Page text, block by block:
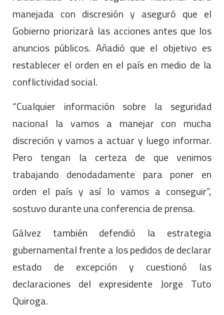
manejada con discresión y aseguró que el
Gobierno priorizará las acciones antes que los
anuncios públicos. Añadió que el objetivo es
restablecer el orden en el país en medio de la
conflictividad social.
“Cualquier información sobre la seguridad
nacional la vamos a manejar con mucha
discreción y vamos a actuar y luego informar.
Pero tengan la certeza de que venimos
trabajando denodadamente para poner en
orden el país y así lo vamos a conseguir”,
sostuvo durante una conferencia de prensa.
Gálvez también defendió la estrategia
gubernamental frente a los pedidos de declarar
estado de excepción y cuestionó las
declaraciones del expresidente Jorge Tuto
Quiroga.